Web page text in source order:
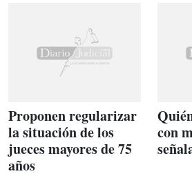
Proponen regularizar
la situación de los
jueces mayores de 75
años
con